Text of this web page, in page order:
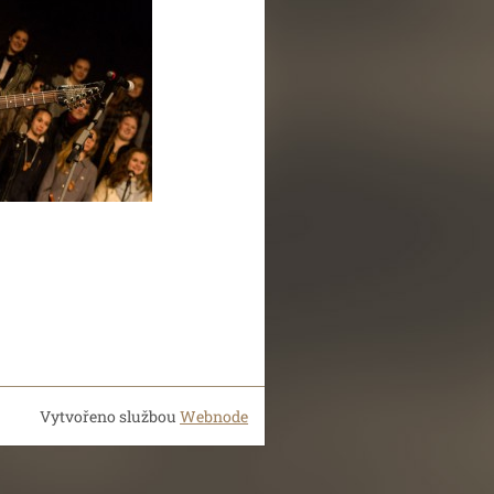
Vytvořeno službouWebnode